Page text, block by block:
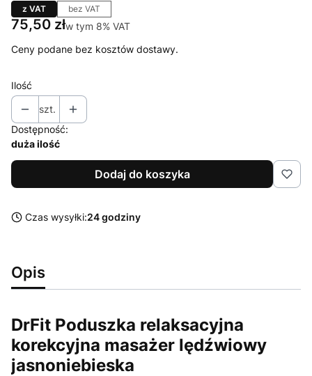
z VAT bez VAT
Cena
75,50 złw tym 8% VAT
w tym 8% VAT
Ceny podane bez kosztów dostawy.
Ilość
szt.
Dostępność:
duża ilość
Dodaj do koszyka
Czas wysyłki:24 godziny
Opis
DrFit Poduszka relaksacyjna
korekcyjna masażer lędźwiowy
jasnoniebieska